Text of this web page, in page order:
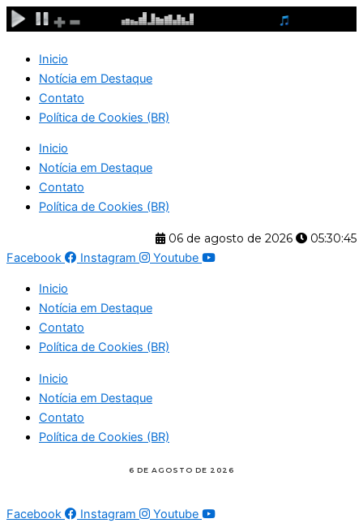
Ir
para
conteúdo
Inicio
Notícia em Destaque
Contato
Política de Cookies (BR)
Inicio
Notícia em Destaque
Contato
Política de Cookies (BR)
06 de agosto de 2026
05:30:45
Facebook
Instagram Youtube
Inicio
Notícia em Destaque
Contato
Política de Cookies (BR)
Inicio
Notícia em Destaque
Contato
Política de Cookies (BR)
Facebook Instagram Youtube